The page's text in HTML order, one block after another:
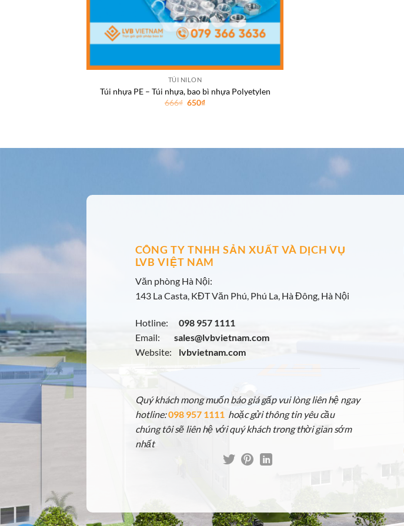
TÚI NILON
Túi nhựa PE – Túi nhựa, bao bì nhựa Polyetylen
666₫ Giá
650₫Giá
CÔNG TY TNHH SẢN XUẤT VÀ DỊCH VỤ
LVB VIỆT NAM
Văn phòng Hà Nội:
143 La Casta, KĐT Văn Phú, Phú La, Hà Đông, Hà Nội
Hotline:
098 957 1111
Email:
sales@lvbvietnam.com
Website:
lvbvietnam.com
Quý khách mong muốn báo giá gấp vui lòng liên hệ ngay
hotline:098 957 1111 hoặc gửi thông tin yêu cầu
chúng tôi sẽ liên hệ với quý khách trong thời gian sớm
nhất